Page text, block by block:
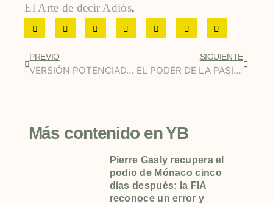
El Arte de decir Adiós.
PREVIO
VERSIÓN POTENCIADA PARA LOS MÁS DINÁMICOS
SIGUIENTE
EL PODER DE LA PASIÓN
Más contenido en YB
Pierre Gasly recupera el
podio de Mónaco cinco
días después: la FIA
reconoce un error y